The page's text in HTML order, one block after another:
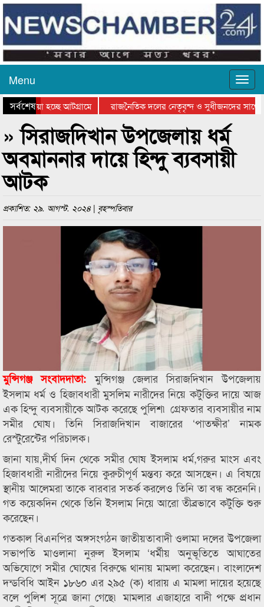
Menu
সর্বশেষ
যাওয়া হচ্ছে আটগ্রামে
রাজনৈতিক দলের নেতৃবৃন্দ ও সুধীজনদের সাথে
পুরস্কার বিতরণ সম্পন্ন
সিলেটে বাংলাদেশ গ্রুপ থিয়েটার
» সিরাজদিখান উপজেলায় ধর্ম
অবমাননার দায়ে হিন্দু ব্যবসায়ী
আটক
প্রকাশিত: ২৯. আগস্ট. ২০২৪ | বৃহস্পতিবার
মুন্সিগঞ্জ সংবাদদাতা: মুন্সিগঞ্জ জেলার সিরাজদিখান উপজেলায়
ইসলাম ধর্ম ও হিজাবধারী মুসলিম নারীদের নিয়ে কটুক্তির দায়ে আজ
এক হিন্দু ব্যবসায়ীকে আটক করেছে পুলিশ৷ গ্রেফতার ব্যবসায়ীর নাম
সমীর ঘোষ। তিনি সিরাজদিখান বাজারের ‘পাতক্ষীর’ নামক
রেস্টুরেন্টের পরিচালক।
জানা যায়,দীর্ঘ দিন থেকে সমীর ঘোষ ইসলাম ধর্ম,গরুর মাংস এবং
হিজাবধারী নারীদের নিয়ে কুরুচীপূর্ণ মন্তব্য করে আসছেন। এ বিষয়ে
স্থানীয় আলেমরা তাকে বারবার সতর্ক করলেও তিনি তা বন্ধ করেননি।
গত কয়েকদিন থেকে তিনি ইসলাম নিয়ে আরো তীব্রভাবে কটুক্তি শুরু
করেছেন।
গতকাল বিএনপির অঙ্গসংগঠন জাতীয়তাবাদী ওলামা দলের উপজেলা
সভাপতি মাওলানা নুরুল ইসলাম ‘ধর্মীয় অনুভূতিতে আঘাতের
অভিযোগে সমীর ঘোষের বিরুদ্ধে থানায় মামলা করেছেন। বাংলাদেশ
দন্ডবিধি আইন ১৮৬০ এর ২৯৫ (ক) ধারায় এ মামলা দায়ের হয়েছে
বলে পুলিশ সূত্রে জানা গেছে৷ মামলার এজাহারে বাদী পক্ষে প্রধান